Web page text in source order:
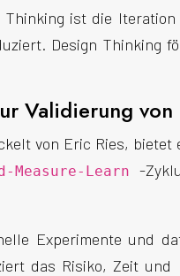
Thinking ist die
Design Thinking
Validierung
von Eric Ries,
Measure-Learn -
Experimente und
das Risiko, Zeit